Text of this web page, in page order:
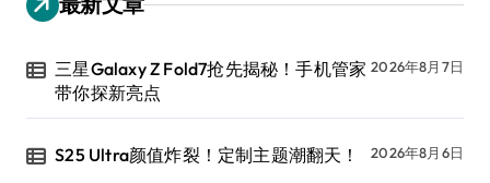
三星Galaxy Z Fold7抢先揭秘！手机管家
带你探新亮点
2026年8月7日
S25 Ultra颜值炸裂！定制主题潮翻天！ 2026年8月6日